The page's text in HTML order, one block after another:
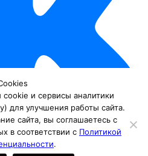
и сервисы аналитики
для улучшения работы сайта.
сайта, вы соглашаетесь с
в соответствии с Политикой
.